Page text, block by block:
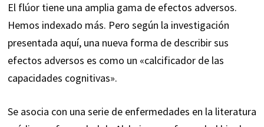
El flúor tiene una amplia gama de efectos adversos.
Hemos indexado más. Pero según la investigación
presentada aquí, una nueva forma de describir sus
efectos adversos es como un «calcificador de las
capacidades cognitivas».
Se asocia con una serie de enfermedades en la literatura